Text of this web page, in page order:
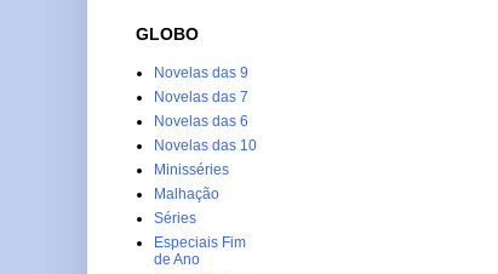
GLOBO
Novelas das 9
Novelas das 7
Novelas das 6
Novelas das 10
Minisséries
Malhação
Séries
Especiais Fim
de Ano